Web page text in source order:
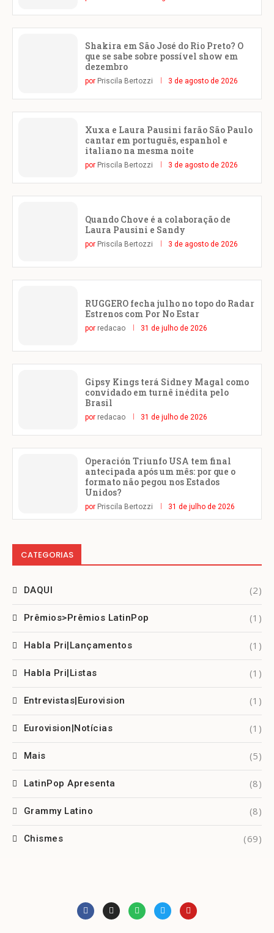
Shakira em São José do Rio Preto? O
que se sabe sobre possível show em
dezembro
por Priscila Bertozzi 3 de agosto de 2026
Xuxa e Laura Pausini farão São Paulo
cantar em português, espanhol e
italiano na mesma noite
por Priscila Bertozzi 3 de agosto de 2026
Quando Chove é a colaboração de
Laura Pausini e Sandy
por Priscila Bertozzi 3 de agosto de 2026
RUGGERO fecha julho no topo do Radar
Estrenos com Por No Estar
por redacao 31 de julho de 2026
Gipsy Kings terá Sidney Magal como
convidado em turnê inédita pelo
Brasil
por redacao 31 de julho de 2026
Operación Triunfo USA tem final
antecipada após um mês: por que o
formato não pegou nos Estados
Unidos?
por Priscila Bertozzi 31 de julho de 2026
CATEGORIAS
DAQUI (2)
Prêmios>Prêmios LatinPop (1)
Habla Pri|Lançamentos (1)
Habla Pri|Listas (1)
Entrevistas|Eurovision (1)
Eurovision|Notícias (1)
Mais (5)
LatinPop Apresenta (8)
Grammy Latino (8)
Chismes (69)